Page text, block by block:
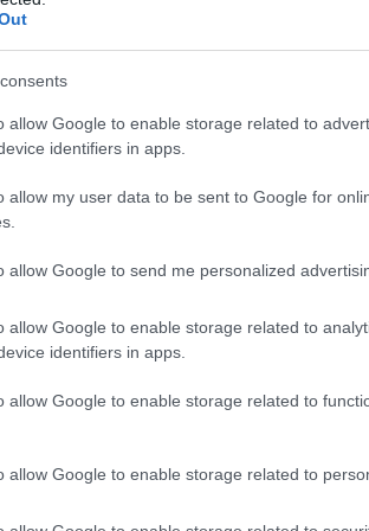
allow Google to enable storage related to
identifiers in apps.
allow my user data to be sent to Google for
allow Google to send me personalized
allow Google to enable storage related to
identifiers in apps.
allow Google to enable storage related to
allow Google to enable storage related to
πλαίσιο αυτό, χαιρέτισε την
μεταξύ εκπαιδευτικών
τους φοιτητές. «Η συμφωνία αυτή
της κοινής φιλοδοξίας. Όταν τα